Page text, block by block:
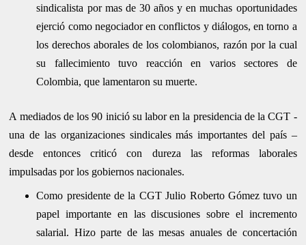
sindicalista por mas de 30 años y en muchas oportunidades
ejerció como negociador en conflictos y diálogos, en torno a
los derechos aborales de los colombianos, razón por la cual
su fallecimiento tuvo reacción en varios sectores de
Colombia, que lamentaron su muerte.
A mediados de los 90 inició su labor en la presidencia de la CGT -
una de las organizaciones sindicales más importantes del país –
desde entonces criticó con dureza las reformas laborales
impulsadas por los gobiernos nacionales.
Como presidente de la CGT Julio Roberto Gómez tuvo un
papel importante en las discusiones sobre el incremento
salarial. Hizo parte de las mesas anuales de concertación